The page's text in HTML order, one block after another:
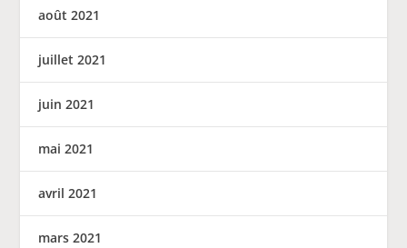
août 2021
juillet 2021
juin 2021
mai 2021
avril 2021
mars 2021